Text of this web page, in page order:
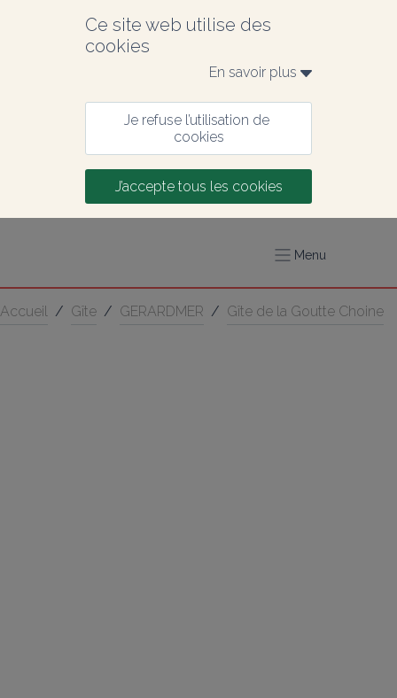
Ce site web utilise des
cookies
En savoir plus
Je refuse l’utilisation de
cookies
J’accepte tous les cookies
Menu
Accueil / Gîte / GERARDMER / Gîte de la Goutte Choine